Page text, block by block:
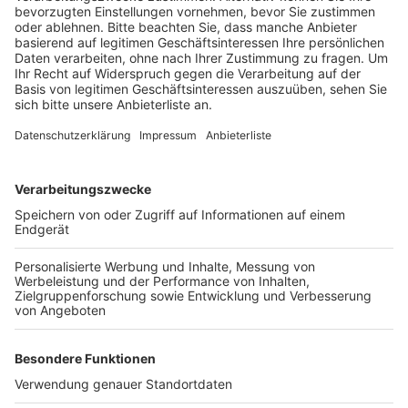
Veröffentlicht:Donnerstag, 27.06.2024 12:22
Anzeige
Der Gefahrenbereich umfasste einen Radius von 300
Gewerbebetriebe waren von der Evakuierung
betroffen. Die Straßensperren werden jetzt nach und
nach aufgehoben. Anwohnende und Gewerbetreibende
können wieder in ihre Wohnungen beziehungsweise in
ihre Betriebe zurückkehren, heißt es von der Stadt.